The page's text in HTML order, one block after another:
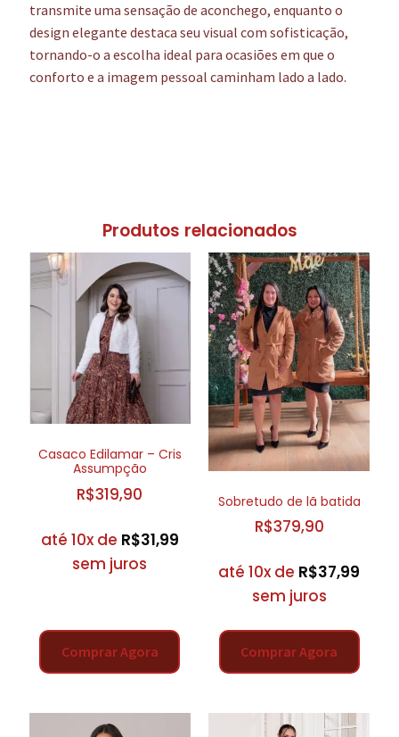
transmite uma sensação de aconchego, enquanto o
design elegante destaca seu visual com sofisticação,
tornando-o a escolha ideal para ocasiões em que o
conforto e a imagem pessoal caminham lado a lado.
Produtos relacionados
Casaco Edilamar – Cris
Assumpção
R$319,90
até 10x de R$31,99
sem juros
Comprar Agora
Sobretudo de lã batida
R$379,90
até 10x de R$37,99
sem juros
Comprar Agora